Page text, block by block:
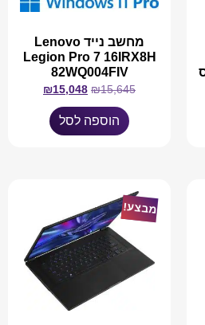
מחשב נייד Lenovo
Legion Pro 7 16IRX8H
82WQ004FIV
₪15,645
₪15,048
הוספה לסל
מבצע!